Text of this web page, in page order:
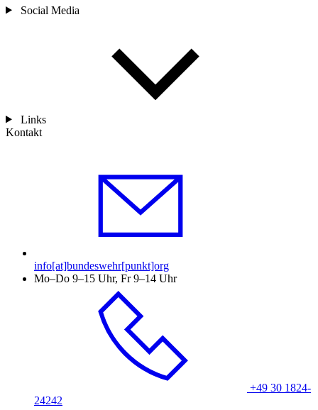
Social Media
Links
Kontakt
info[at]bundeswehr[punkt]org
Mo–Do 9–15 Uhr, Fr 9–14 Uhr
+49 30 1824-
24242